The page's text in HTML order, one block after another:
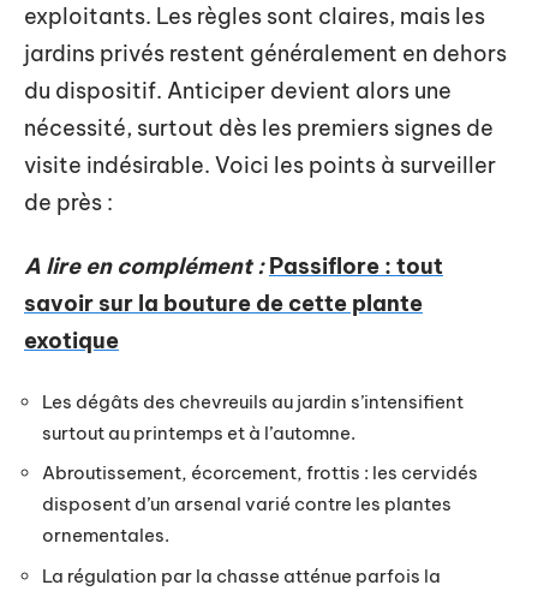
exploitants. Les règles sont claires, mais les
jardins privés restent généralement en dehors
du dispositif. Anticiper devient alors une
nécessité, surtout dès les premiers signes de
visite indésirable. Voici les points à surveiller
de près :
A lire en complément : Passiflore : tout
savoir sur la bouture de cette plante
exotique
Les dégâts des chevreuils au jardin s’intensifient
surtout au printemps et à l’automne.
Abroutissement, écorcement, frottis : les cervidés
disposent d’un arsenal varié contre les plantes
ornementales.
La régulation par la chasse atténue parfois la